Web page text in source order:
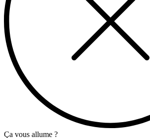
Ça vous allume ?